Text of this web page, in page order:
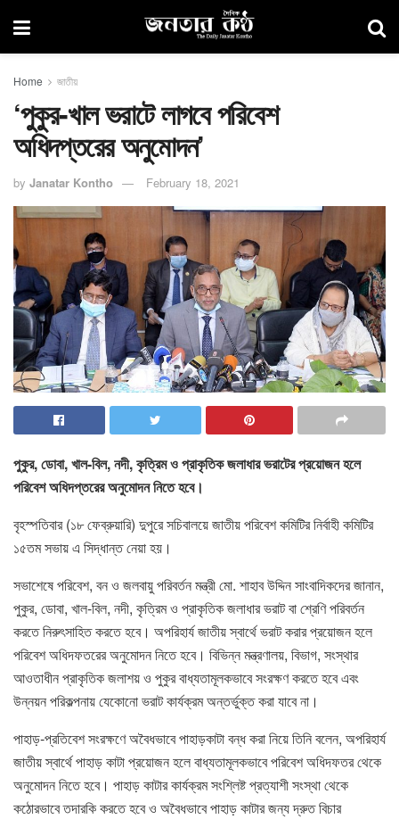
Home জাতীয়
‘পুকুর-খাল ভরাটে লাগবে পরিবেশ
অধিদপ্তরের অনুমোদন’
by Janatar Kontho February 18, 2021
পুকুর, ডোবা, খাল-বিল, নদী, কৃত্রিম ও প্রাকৃতিক জলাধার ভরাটের প্রয়োজন হলে
পরিবেশ অধিদপ্তরের অনুমোদন নিতে হবে।
বৃহস্পতিবার (১৮ ফেব্রুয়ারি) দুপুরে সচিবালয়ে জাতীয় পরিবেশ কমিটির নির্বাহী কমিটির
১৫তম সভায় এ সিদ্ধান্ত নেয়া হয়।
সভাশেষে পরিবেশ, বন ও জলবায়ু পরিবর্তন মন্ত্রী মো. শাহাব উদ্দিন সাংবাদিকদের জানান,
পুকুর, ডোবা, খাল-বিল, নদী, কৃত্রিম ও প্রাকৃতিক জলাধার ভরাট বা শ্রেণি পরিবর্তন
করতে নিরুৎসাহিত করতে হবে। অপরিহার্য জাতীয় স্বার্থে ভরাট করার প্রয়োজন হলে
পরিবেশ অধিদফতরের অনুমোদন নিতে হবে। বিভিন্ন মন্ত্রণালয়, বিভাগ, সংস্থার
আওতাধীন প্রাকৃতিক জলাশয় ও পুকুর বাধ্যতামূলকভাবে সংরক্ষণ করতে হবে এবং
উন্নয়ন পরিকল্পনায় যেকোনো ভরাট কার্যক্রম অন্তর্ভুক্ত করা যাবে না।
পাহাড়-প্রতিবেশ সংরক্ষণে অবৈধভাবে পাহাড়কাটা বন্ধ করা নিয়ে তিনি বলেন, অপরিহার্য
জাতীয় স্বার্থে পাহাড় কাটা প্রয়োজন হলে বাধ্যতামূলকভাবে পরিবেশ অধিদফতর থেকে
অনুমোদন নিতে হবে। পাহাড় কাটার কার্যক্রম সংশ্লিষ্ট প্রত্যাশী সংস্থা থেকে
কঠোরভাবে তদারকি করতে হবে ও অবৈধভাবে পাহাড় কাটার জন্য দ্রুত বিচার